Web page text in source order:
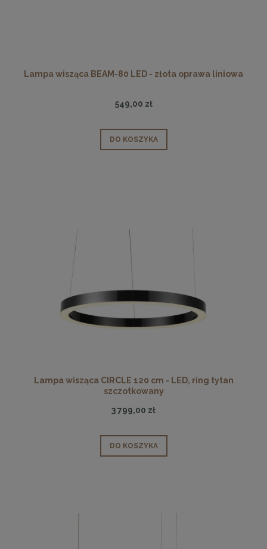
Lampa wisząca BEAM-80 LED - złota oprawa liniowa
549,00 zł
DO KOSZYKA
Lampa wisząca CIRCLE 120 cm - LED, ring tytan
szczotkowany
3 799,00 zł
DO KOSZYKA